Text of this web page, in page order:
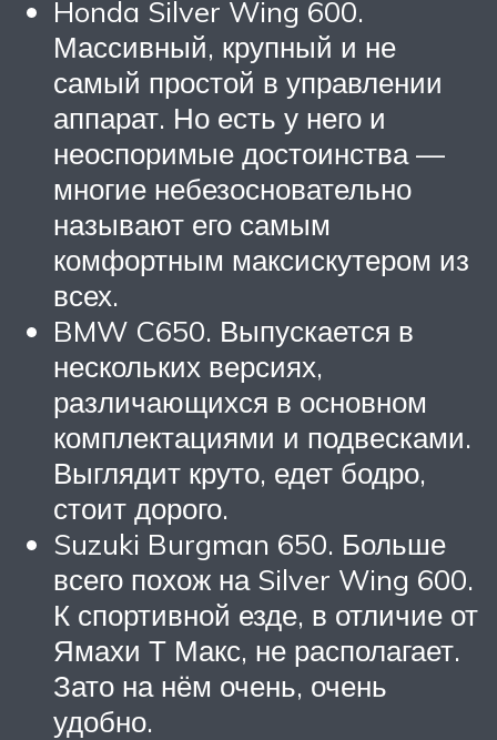
Honda Silver Wing 600.
Массивный, крупный и не
самый простой в управлении
аппарат. Но есть у него и
неоспоримые достоинства —
многие небезосновательно
называют его самым
комфортным максискутером из
всех.
BMW C650. Выпускается в
нескольких версиях,
различающихся в основном
комплектациями и подвесками.
Выглядит круто, едет бодро,
стоит дорого.
Suzuki Burgman 650. Больше
всего похож на Silver Wing 600.
К спортивной езде, в отличие от
Ямахи Т Макс, не располагает.
Зато на нём очень, очень
удобно.